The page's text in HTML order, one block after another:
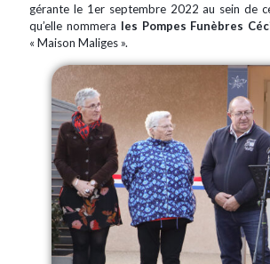
gérante le 1er septembre 2022 au sein de
qu’elle nommera les Pompes Funèbres
« Maison Maliges ».